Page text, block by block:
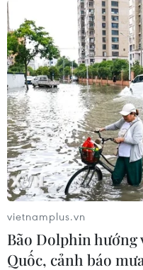
vietnamplus.vn
Bão Dolphin
Quốc, cảnh báo